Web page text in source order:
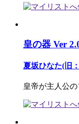
皇の器 Ver
夏坂ひなた(旧
皇帝が主人公